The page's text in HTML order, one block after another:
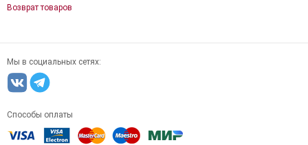
Возврат товаров
Мы в социальных сетях:
Способы оплаты